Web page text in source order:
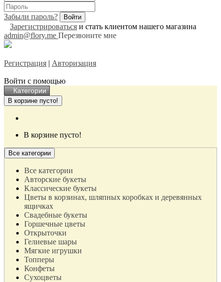
Забыли пароль?
Зарегистрироваться и стать клиентом нашего магазина
admin@flory.me Перезвоните мне
Регистрация | Авторизация
Войти с помощью
Категории
В корзине пусто!
В корзине пусто!
Все категории
Все категории
Авторские букеты
Классические букеты
Цветы в корзинах, шляпных коробках и деревянных
ящичках
Свадебные букеты
Горшечные цветы
Открыточки
Гелиевые шары
Мягкие игрушки
Топперы
Конфеты
Сухоцветы